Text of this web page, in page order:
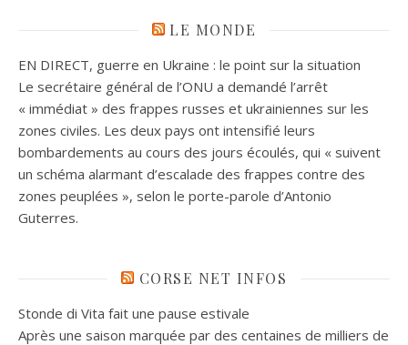
LE MONDE
EN DIRECT, guerre en Ukraine : le point sur la situation
Le secrétaire général de l’ONU a demandé l’arrêt
« immédiat » des frappes russes et ukrainiennes sur les
zones civiles. Les deux pays ont intensifié leurs
bombardements au cours des jours écoulés, qui « suivent
un schéma alarmant d’escalade des frappes contre des
zones peuplées », selon le porte-parole d’Antonio
Guterres.
CORSE NET INFOS
Stonde di Vita fait une pause estivale
Après une saison marquée par des centaines de milliers de